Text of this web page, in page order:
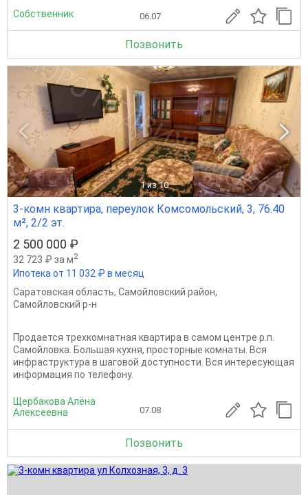
Собственник 06.07
Позвонить
1 из 10
3-комн квартира, переулок Комсомольский, 3, 76.40
м², 2/2 эт.
2 500 000 ₽
32 723 ₽ за м2
Ипотека от 11 032 ₽ в месяц
Саратовская область, Самойловский район,
Самойловский р-н
Продается трехкомнатная квартира в самом центре р.п.
Самойловка. Большая кухня, просторные комнаты. Вся
инфраструктура в шаговой доступности. Вся интересующая
информация по телефону.
Щербакова Алёна
Алексеевна
07.08
Позвонить